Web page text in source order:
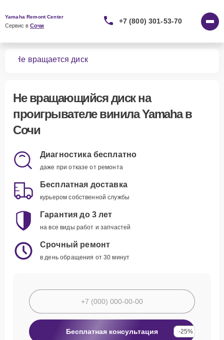
Yamaha Remont Center
Сервис в Сочи
+7 (800) 301-53-70
Не вращается диск
Не вращающийся дискна
проигрывателе винила Yamaha в
Сочи
Диагностика бесплатно
даже при отказе от ремонта
Бесплатная доставка
курьером собственной службы
Гарантия до 3 лет
на все виды работ и запчастей
Срочный ремонт
в день обращения от 30 минут
Бесплатная консультация -25%